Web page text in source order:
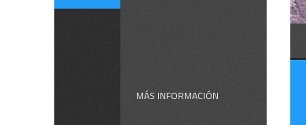
MÁS INFORMACIÓN